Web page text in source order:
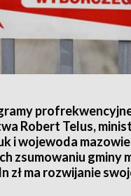
Robert Telus,
i wojewoda
zsumowaniu gminy
zł ma rozwijanie